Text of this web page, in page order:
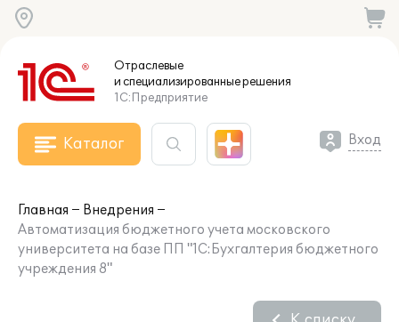
Отраслевые
и специализированныерешения
1С:Предприятие
Каталог Вход
Главная
Внедрения
Автоматизация бюджетного учета московского
университета на базе ПП "1С:Бухгалтерия бюджетного
учреждения 8"